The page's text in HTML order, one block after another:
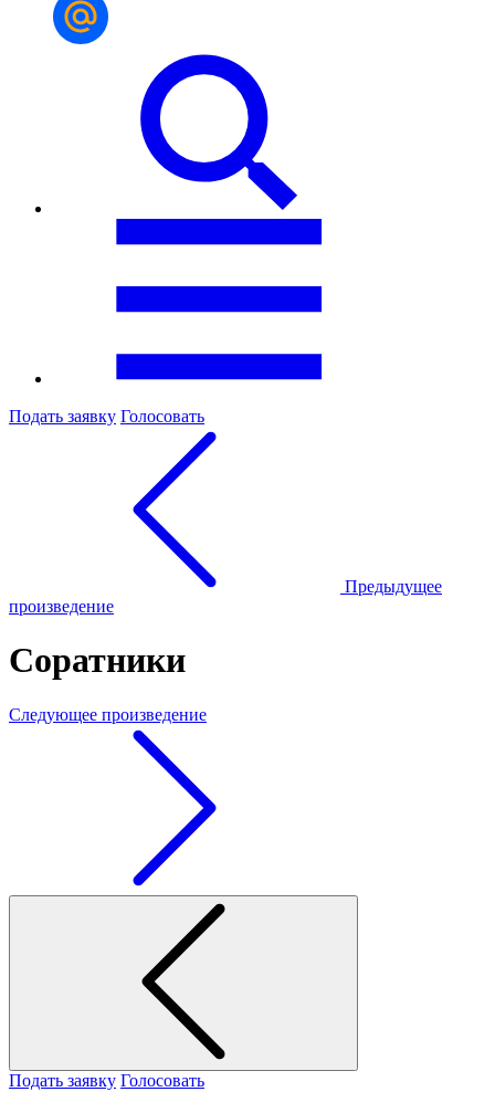
Подать заявку Голосовать
Предыдущее
произведение
Соратники
Следующее произведение
Подать заявку Голосовать